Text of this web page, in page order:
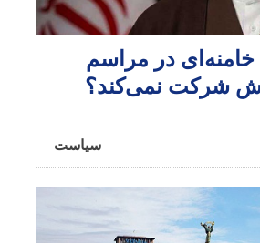
در مراسم
شرکت نمی‌کند؟
سیاست